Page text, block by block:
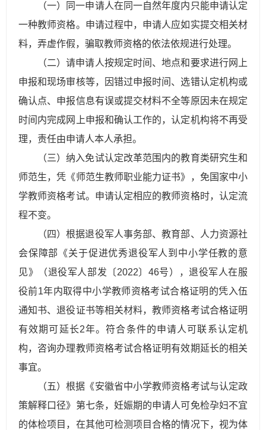
（一）同一申请人在同一自然年度内只能申请认定
一种教师资格。申请过程中，申请人应如实提交相关材
料，弄虚作假，骗取教师资格的依法依规进行处理。
（二）请申请人按规定时间、地点和要求进行网上
申报和现场审核等，因错过申报时间、选错认定机构或
确认点、申报信息有误或提交材料不全等原因未在规定
时间内完成网上申报和确认工作的，认定机构将不再受
理，责任由申请人本人承担。
（三）纳入免试认定改革范围内的教育类研究生和
师范生，凭《师范生教师职业能力证书》，免国家中小
学教师资格考试。申请认定相应的教师资格时，认定流
程不变。
（四）根据退役军人事务部、教育部、人力资源社
会保障部《关于促进优秀退役军人到中小学任教的意
见》（退役军人部发〔2022〕46号），退役军人在服
役前1年内取得中小学教师资格考试合格证明的凭入伍
通知书、退役证书等相关材料，教师资格考试合格证明
有效期可延长2年。符合条件的申请人可联系认定机
构，咨询办理教师资格考试合格证明有效期延长的相关
事宜。
（五）根据《安徽省中小学教师资格考试与认定政
策解释口径》第七条，妊娠期的申请人可免检孕妇不宜
的体检项目，在其他可检测项目合格的情况下，视为体